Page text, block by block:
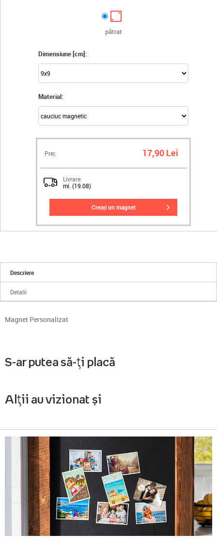
pătrat
Dimensiune [cm]:
Material:
Preț: 17,90 Lei
Livrare:
mi. (19.08)
creați un magnet
Descriere
Detalii
Magnet Personalizat
S-ar putea să-ți placă
Alții au vizionat și